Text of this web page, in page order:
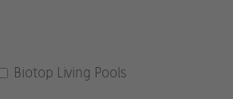
Biotop Living Pools